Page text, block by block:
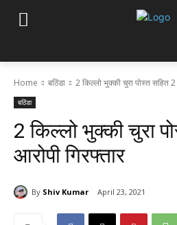
Home बठिंडा 2 किल्लो भुक्की चुरा पोस्त सहित 2
बठिंडा
2 किल्लो भुक्की चुरा
आरोपी गिरफ्तार
By Shiv Kumar April 23, 2021